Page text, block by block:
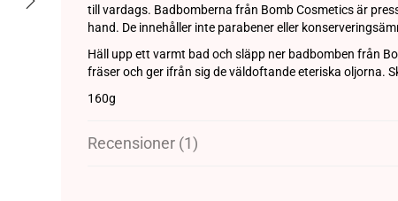
till vardags. Badbomberna från Bomb Cosmetics är
hand. De innehåller inte parabener eller
Häll upp ett varmt bad och släpp ner badbomben från
fräser och ger ifrån sig de väldoftande eteriska oljorna.
160g
Recensioner (1)